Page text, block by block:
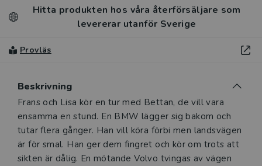
Hitta produkten hos våra återförsäljare som
levererar utanför Sverige
Provläs
Beskrivning
Beskrivning
Frans och Lisa kör en tur med Bettan, de vill vara
ensamma en stund. En BMW lägger sig bakom och
tutar flera gånger. Han vill köra förbi men landsvägen
är för smal. Han ger dem fingret och kör om trots att
sikten är dålig. En mötande Volvo tvingas av vägen